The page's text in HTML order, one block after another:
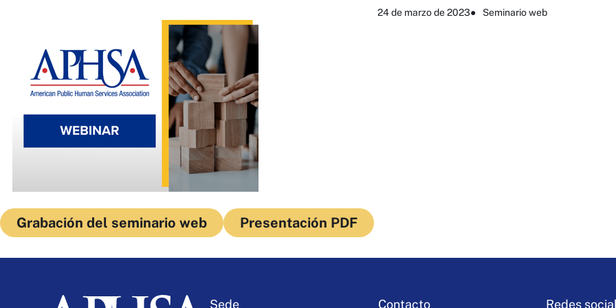
24 de marzo de 2023● Seminario web
Grabación del seminario web Presentación PDF
Sede Contacto Redes